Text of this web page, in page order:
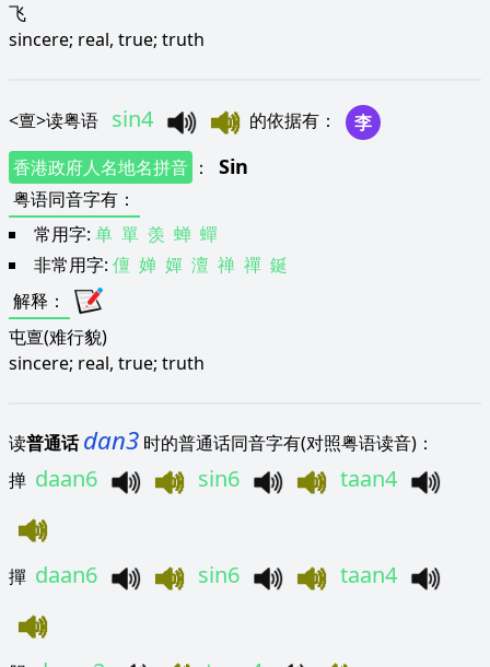
飞
sincere; real, true; truth
<亶>读粤语 sin4 的依据有 ：
李
香港政府人名地名拼音 ： Sin
粤语同音字有 ：
常用字: 单 單 羡 蝉 蟬
非常用字: 儃 婵 嬋 澶 禅 禪 鋋
解释 ：
屯亶(难行貌)
sincere; real, true; truth
读普通话 dan3 时的普通话同音字有(对照粤语读音)：
掸 daan6 sin6 taan4
撣 daan6 sin6 taan4